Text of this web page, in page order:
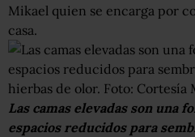
Mikael quien se encarga por
casa.
Las camas elevadas son una
espacios reducidos para